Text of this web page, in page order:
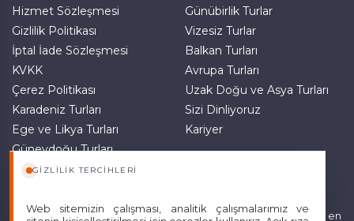
GIZLILIK TERCIHLERI
Web sitemizin çalışması, analitik çalışmalarımız ve
Tercihleri Kaydet
Hizmet Sözleşmesi
Gizlilik Politikası
İptal İade Sözleşmesi
KVKK
Çerez Politikası
Karadeniz Turları
Ege ve Likya Turları
Güneydoğu Turları
Doğu Anadolu Turları
Günübirlik Turlar
Vizesiz Turlar
Balkan Turları
Avrupa Turları
Uzak Doğu ve Asya Turları
Sizi Dinliyoruz
Kariyer
Sitemizde anılan tüm fiyatlar, geçerli kartlar ile tek ödemede, en